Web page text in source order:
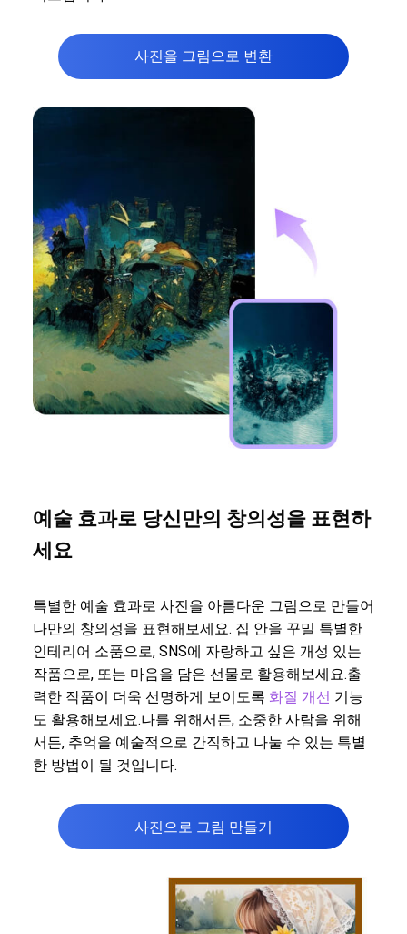
사진을 그림으로 변환
예술 효과로 당신만의 창의성을 표현하
세요
특별한 예술 효과로 사진을 아름다운 그림으로 만들어
나만의 창의성을 표현해보세요. 집 안을 꾸밀 특별한
인테리어 소품으로, SNS에 자랑하고 싶은 개성 있는
작품으로, 또는 마음을 담은 선물로 활용해보세요.출
력한 작품이 더욱 선명하게 보이도록 화질 개선 기능
도 활용해보세요.나를 위해서든, 소중한 사람을 위해
서든, 추억을 예술적으로 간직하고 나눌 수 있는 특별
한 방법이 될 것입니다.
사진으로 그림 만들기